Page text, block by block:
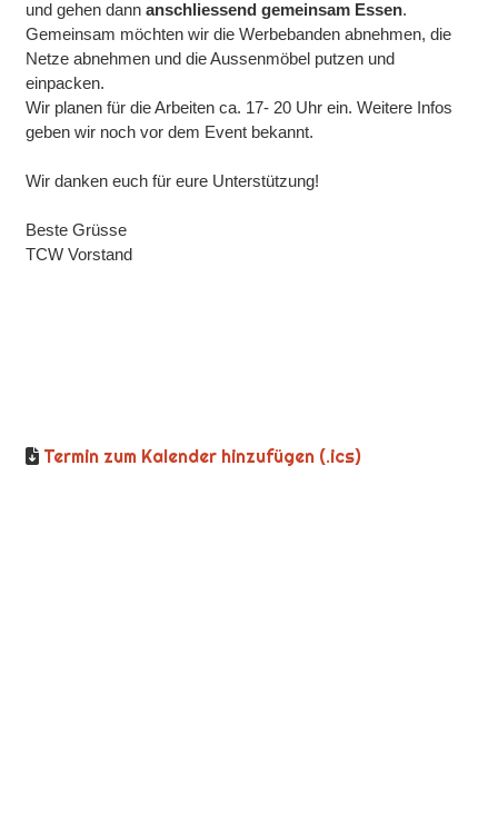
und gehen dann anschliessend gemeinsam Essen.
Gemeinsam möchten wir die Werbebanden abnehmen, die
Netze abnehmen und die Aussenmöbel putzen und
einpacken.
Wir planen für die Arbeiten ca. 17- 20 Uhr ein. Weitere Infos
geben wir noch vor dem Event bekannt.
Wir danken euch für eure Unterstützung!
Beste Grüsse
TCW Vorstand
Termin zum Kalender hinzufügen (.ics)